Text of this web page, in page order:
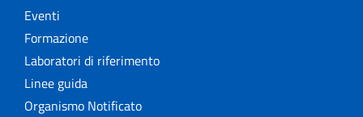
Eventi
Formazione
Laboratori di riferimento
Linee guida
Organismo Notificato